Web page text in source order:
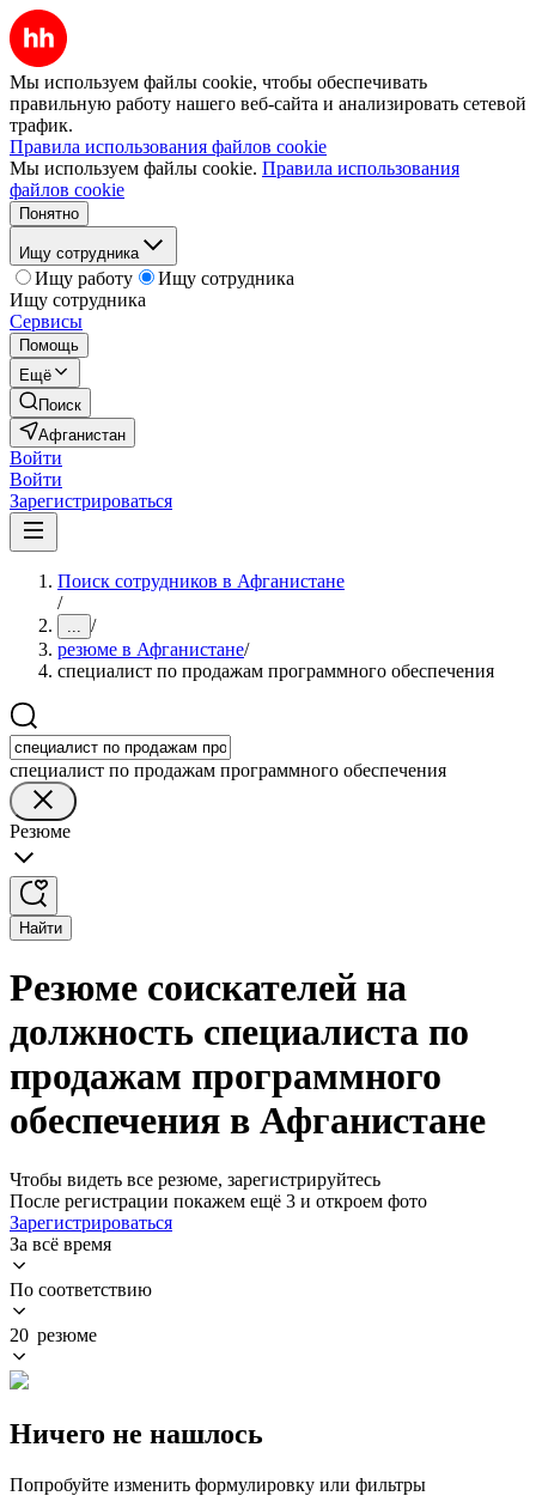
Мы используем файлы cookie, чтобы обеспечивать
правильную работу нашего веб-сайта и анализировать сетевой
трафик.
Правила использования файлов cookie
Мы используем файлы cookie. Правила использования
файлов cookie
Понятно
Ищу сотрудника
Ищу работу
Ищу сотрудника
Ищу сотрудника
Сервисы
Помощь
Ещё
Поиск
Афганистан
Войти
Войти
Зарегистрироваться
Поиск сотрудников в Афганистане
/
... /
резюме в Афганистане/
специалист по продажам программного обеспечения
специалист по продажам программного обеспечения
Резюме
Найти
Резюме соискателей на
должность специалиста по
продажам программного
обеспечения в Афганистане
Чтобы видеть все резюме, зарегистрируйтесь
После регистрации покажем ещё 3 и откроем фото
Зарегистрироваться
За всё время
По соответствию
20 резюме
Ничего не нашлось
Попробуйте изменить формулировку или фильтры